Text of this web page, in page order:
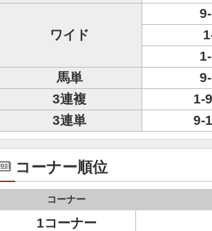
ワイド
馬単
3連複
1-
3連単
9-
コーナー順位
コーナー
1コーナー